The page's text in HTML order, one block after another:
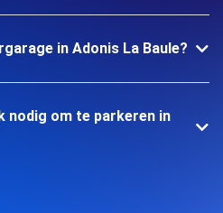
in Adonis La Baule?
nodig om te parkeren in